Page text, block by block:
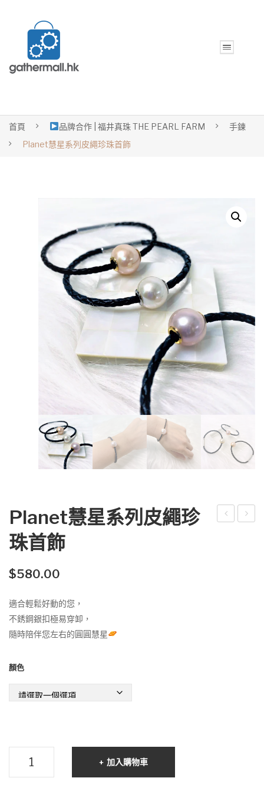
首頁 品牌合作 | 福井真珠 THE PEARL FARM
手鍊
Planet慧星系列皮繩珍珠首飾
Planet慧星系列皮繩珍
珠首飾
$580.00
適合輕鬆好動的您，
不銹鋼銀扣極易穿卸，
隨時陪伴您左右的圓圓慧星
顏色
加入購物車